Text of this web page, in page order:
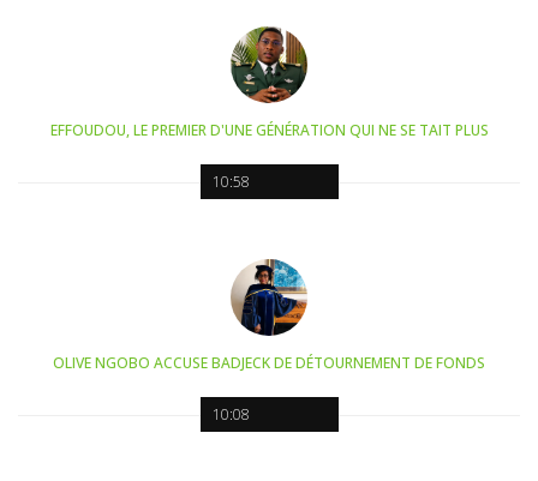
10:58
EFFOUDOU, LE PREMIER D'UNE GÉNÉRATION QUI NE SE TAIT PLUS
10:08
OLIVE NGOBO ACCUSE BADJECK DE DÉTOURNEMENT DE FONDS